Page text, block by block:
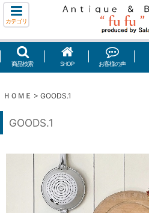
カテゴリ
商品検索 SHOP お客様の声
ＨＯＭＥ > GOODS.1
GOODS.1